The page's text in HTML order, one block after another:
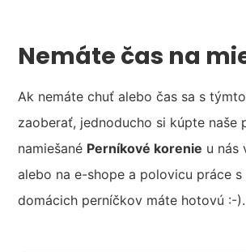
Nemáte čas na
Ak nemáte chuť alebo čas sa s
zaoberať, jednoducho si kúpte naše
namiešané Perníkové korenie u nás
alebo na e-shope a polovicu práce
domácich perníčkov máte hotovú :-).